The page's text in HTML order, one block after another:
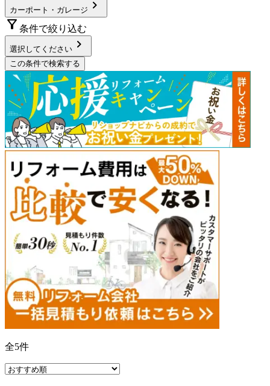
カーポート・ガレージ chevron_right
filter_alt 条件で絞り込む
選択してください chevron_right
この条件で検索する
全5件